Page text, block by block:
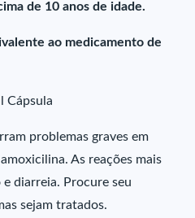
de 10 anos de idade.
ao medicamento de
Cápsula
problemas graves em
As reações mais
diarreia. Procure seu
sejam tratados.